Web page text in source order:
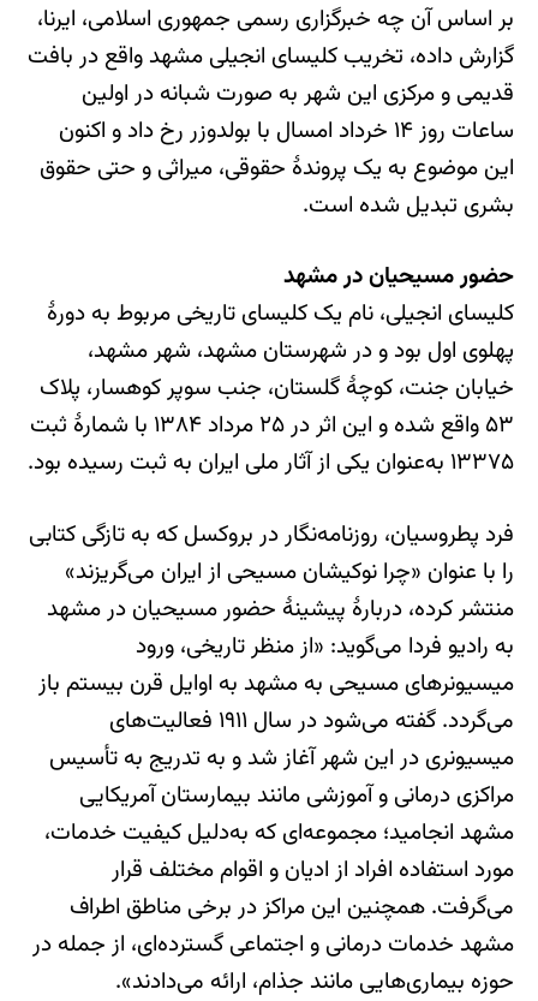
بر اساس آن چه خبرگزاری رسمی جمهوری اسلامی، ایرنا،
گزارش داده، تخریب کلیسای انجیلی مشهد واقع در بافت
قدیمی و مرکزی این شهر به صورت شبانه در اولین
ساعات روز ۱۴ خرداد امسال با بولدوزر رخ داد و اکنون
این موضوع به یک پروندهٔ حقوقی، میراثی و حتی حقوق
بشری تبدیل شده است.
حضور مسیحیان در مشهد
کلیسای انجیلی، نام یک کلیسای تاریخی مربوط به دورهٔ
پهلوی اول بود و در شهرستان مشهد، شهر مشهد،
خیابان جنت، کوچهٔ گلستان، جنب سوپر کوهسار، پلاک
۵۳ واقع شده و این اثر در ۲۵ مرداد ۱۳۸۴ با شمارهٔ ثبت
۱۳۳۷۵ به‌عنوان یکی از آثار ملی ایران به ثبت رسیده‌ بود.
فرد پطروسیان، روزنامه‌نگار در بروکسل که به تازگی کتابی
را با عنوان «چرا نوکیشان مسیحی از ایران می‌گریزند»
منتشر کرده، دربارهٔ پیشینهٔ حضور مسیحیان در مشهد
به رادیو فردا می‌گوید: «از منظر تاریخی، ورود
میسیونرهای مسیحی به مشهد به اوایل قرن بیستم باز
می‌گردد. گفته می‌شود در سال ۱۹۱۱ فعالیت‌های
میسیونری در این شهر آغاز شد و به تدریج به تأسیس
مراکزی درمانی و آموزشی مانند بیمارستان آمریکایی
مشهد انجامید؛ مجموعه‌ای که به‌دلیل کیفیت خدمات،
مورد استفاده افراد از ادیان و اقوام مختلف قرار
می‌گرفت. همچنین این مراکز در برخی مناطق اطراف
مشهد خدمات درمانی و اجتماعی گسترده‌ای، از جمله در
حوزه بیماری‌هایی مانند جذام، ارائه می‌دادند».